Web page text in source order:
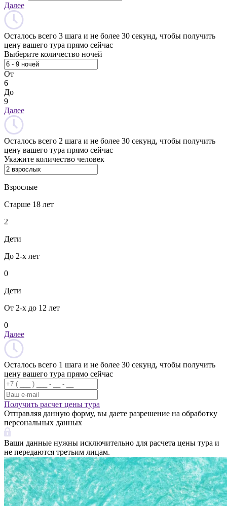
Далее
Осталось всего 3 шага и не более 30 секунд, чтобы получить
цену вашего тура прямо сейчас
Выберите количество ночей
От
6
До
9
Далее
Осталось всего 2 шага и не более 30 секунд, чтобы получить
цену вашего тура прямо сейчас
Укажите количество человек
Взрослые
Старше 18 лет
2
Дети
До 2-х лет
0
Дети
От 2-х до 12 лет
0
Далее
Осталось всего 1 шага и не более 30 секунд, чтобы получить
цену вашего тура прямо сейчас
Получить расчет цены тура
Отправляя данную форму, вы даете разрешение на обработку
персональных данных
Ваши данные нужны исключительно для расчета цены тура и
не передаются третьим лицам.